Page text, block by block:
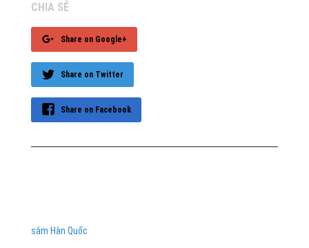
CHIA SẺ
Share on Google+
Share on Twitter
Share on Facebook
sâm Hàn Quốc